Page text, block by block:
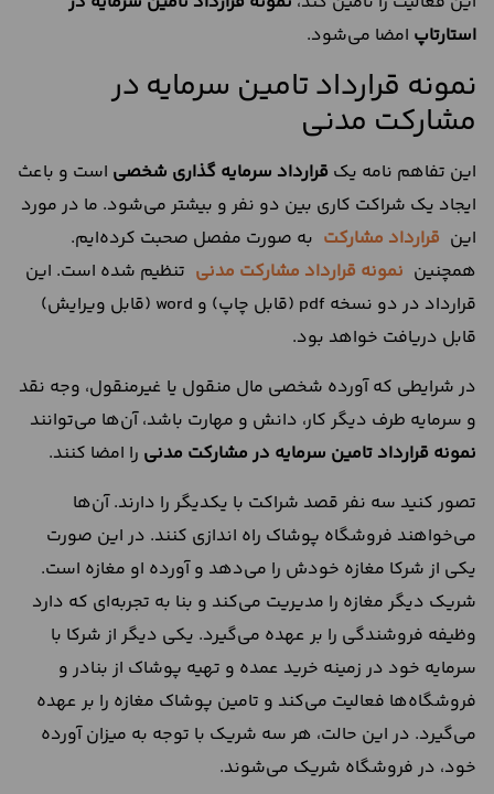
استارتاپ امضا می‌شود.
نمونه قرارداد تامین سرمایه در
مشارکت مدنی
این تفاهم نامه یک قرارداد سرمایه گذاری شخصی است و باعث
ایجاد یک شراکت کاری بین دو نفر و بیشتر می‌شود. ما در مورد
این قرارداد مشارکت به صورت مفصل صحبت کرده‌ایم.
همچنین نمونه قرارداد مشارکت مدنی تنظیم شده است. این
قرارداد در دو نسخه pdf (قابل چاپ) و word (قابل ویرایش)
قابل دریافت خواهد بود.
در شرایطی که آورده شخصی مال منقول یا غیرمنقول، وجه نقد
و سرمایه طرف دیگر کار، دانش و مهارت باشد، آن‌ها می‌توانند
نمونه قرارداد تامین سرمایه در مشارکت مدنی را امضا کنند.
تصور کنید سه نفر قصد شراکت با یکدیگر را دارند. آن‌ها
می‌خواهند فروشگاه پوشاک راه‌ اندازی کنند. در این‌ صورت
یکی از شرکا مغازه‌ خودش را می‌دهد و آورده‌ او مغازه است.
شریک دیگر مغازه را مدیریت می‌کند و بنا به تجربه‌ای که دارد
وظیفه‌ فروشندگی را بر عهده می‌گیرد. یکی دیگر از شرکا با
سرمایه خود در زمینه خرید عمده و تهیه پوشاک از بنادر و
فروشگاه‌ها فعالیت می‌کند و تامین پوشاک مغازه را بر عهده
می‌گیرد. در این حالت، هر سه شریک با توجه به میزان آورده
خود، در فروشگاه شریک می‌شوند.